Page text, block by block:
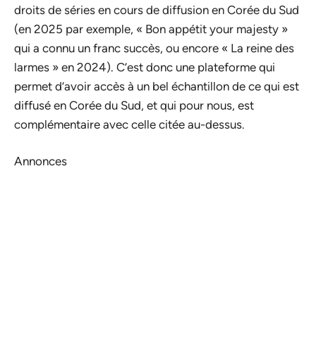
droits de séries en cours de diffusion en Corée du Sud
(en 2025 par exemple, « Bon appétit your majesty »
qui a connu un franc succès, ou encore « La reine des
larmes » en 2024). C’est donc une plateforme qui
permet d’avoir accès à un bel échantillon de ce qui est
diffusé en Corée du Sud, et qui pour nous, est
complémentaire avec celle citée au-dessus.
Annonces